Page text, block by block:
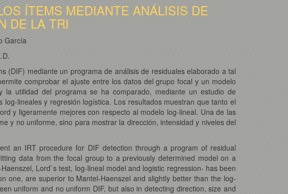
ÍTEMS MEDIANTE ANÁLISIS DE
DE LA TRI
García
(DIF) mediante un programa de análisis de residuales elaborado a tal
comprobar el ajuste entre los datos del grupo focal y un modelo
utilidad del programa se ha comparado, mediante un estudio de
lineales y regresión logística. Los resultados muestran que tanto el
y ligeramente mejores con respecto al modelo log-lineal. Una de las
y no uniforme, sino para mostrar la dirección, intensidad y niveles del
an IRT procedure for DIF detection through a program of residual
data from the focal group to a previously determined model on a
Lord`s test, log-lineal model and logistic regression- has been
one, are superior to Mantel-Haenszel and slightly better than the log-
uniform and no uniform DIF, but also in detecting direction, size and